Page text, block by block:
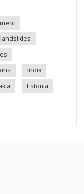
landslides
India
Estonia